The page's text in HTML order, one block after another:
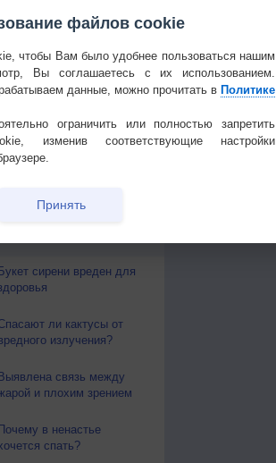
данных
хлеб. Наступает пора
Букет сирени вреден для
ли кактусы от
излучения?
Выявлена связь между
и плохим зрением
Почему в ненастье
спать?
файлов cookie
чтобы Вам было удобнее пользоваться нашим
Вы соглашаетесь с их использованием.
данные, можно прочитать в Политике
ограничить или полностью запретить
изменив соответствующие настройки
Принять